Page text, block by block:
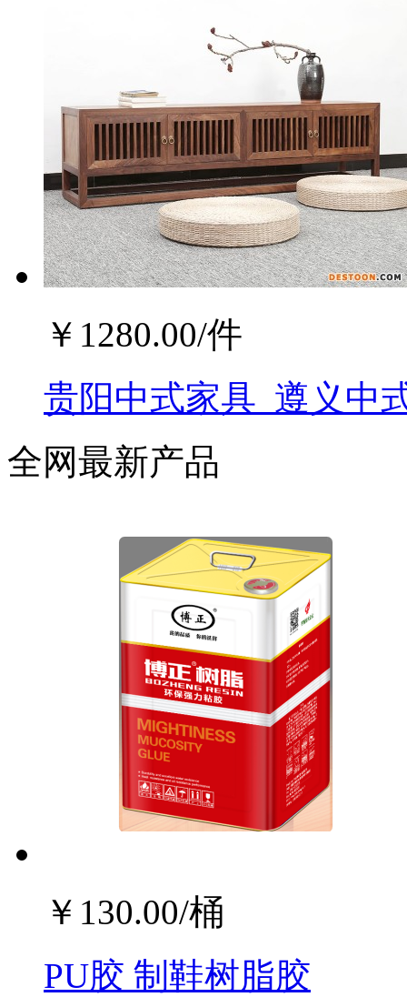
￥ 1280.00/件
贵阳中式家具_遵义中
全网最新产品
￥ 130.00/桶
PU胶 制鞋树脂胶